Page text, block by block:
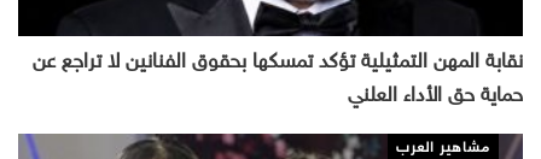
نقابة المهن التمثيلية تؤكد تمسكها بحقوق الفنانين لا تراجع عن
حماية حق الأداء العلني
مشاهير العرب